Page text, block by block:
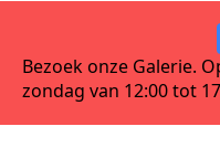
Bezoek onze Galerie.
zondag van 12:00 tot